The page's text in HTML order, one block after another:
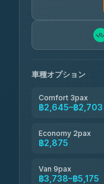
車種オプション
Comfort 3pax
฿2,645–฿2,703
Economy 2pax
฿2,875
Van 9pax
฿3,738–฿5,175